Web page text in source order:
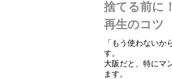
捨てる前に
再生のコツ
「もう使わない
す。
大阪だと、特にマ
ます。